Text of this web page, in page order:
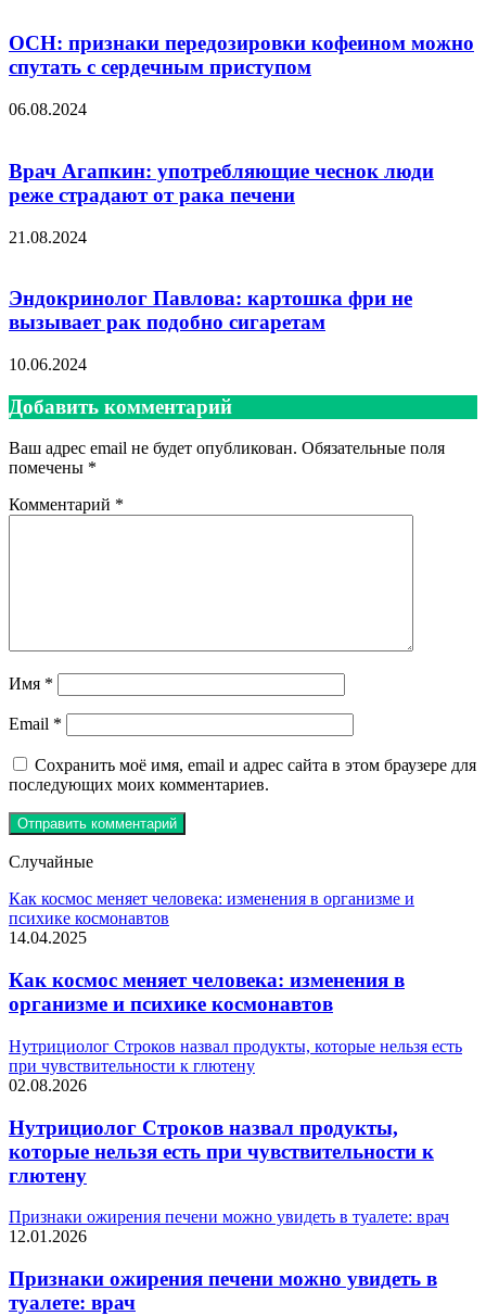
ОСН: признаки передозировки кофеином можно
спутать с сердечным приступом
06.08.2024
Врач Агапкин: употребляющие чеснок люди
реже страдают от рака печени
21.08.2024
Эндокринолог Павлова: картошка фри не
вызывает рак подобно сигаретам
10.06.2024
Добавить комментарий
Ваш адрес email не будет опубликован. Обязательные поля
помечены *
Комментарий *
Имя *
Email *
Сохранить моё имя, email и адрес сайта в этом браузере для
последующих моих комментариев.
Случайные
Как космос меняет человека: изменения в организме и
психике космонавтов
14.04.2025
Как космос меняет человека: изменения в
организме и психике космонавтов
Нутрициолог Строков назвал продукты, которые нельзя есть
при чувствительности к глютену
02.08.2026
Нутрициолог Строков назвал продукты,
которые нельзя есть при чувствительности к
глютену
Признаки ожирения печени можно увидеть в туалете: врач
12.01.2026
Признаки ожирения печени можно увидеть в
туалете: врач